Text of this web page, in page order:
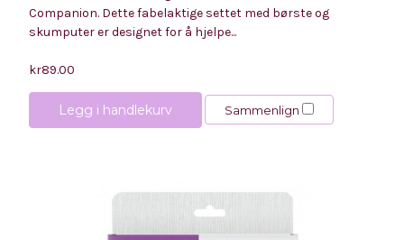
Companion. Dette fabelaktige settet med børste og
skumputer er designet for å hjelpe...
kr89.00
Legg i handlekurv Sammenlign